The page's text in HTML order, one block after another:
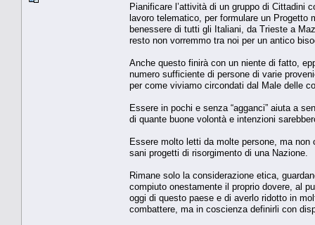
Pianificare l’attività di un gruppo di Cittadini
lavoro telematico, per formulare un Progetto
benessere di tutti gli Italiani, da Trieste a
resto non vorremmo tra noi per un antico
Anche questo finirà con un niente di fatto,
numero sufficiente di persone di varie
per come viviamo circondati dal Male delle
Essere in pochi e senza “agganci” aiuta a
di quante buone volontà e intenzioni
Essere molto letti da molte persone, ma non
sani progetti di risorgimento di una Nazione.
Rimane solo la considerazione etica,
compiuto onestamente il proprio dovere, al
oggi di questo paese e di averlo ridotto in
combattere, ma in coscienza definirli con